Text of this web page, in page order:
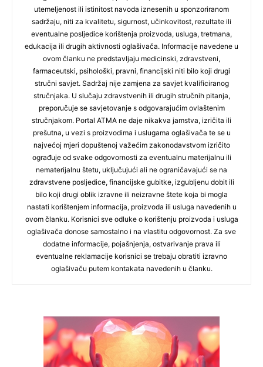
utemeljenost ili istinitost navoda iznesenih u sponzoriranom
sadržaju, niti za kvalitetu, sigurnost, učinkovitost, rezultate ili
eventualne posljedice korištenja proizvoda, usluga, tretmana,
edukacija ili drugih aktivnosti oglašivača. Informacije navedene u
ovom članku ne predstavljaju medicinski, zdravstveni,
farmaceutski, psihološki, pravni, financijski niti bilo koji drugi
stručni savjet. Sadržaj nije zamjena za savjet kvalificiranog
stručnjaka. U slučaju zdravstvenih ili drugih stručnih pitanja,
preporučuje se savjetovanje s odgovarajućim ovlaštenim
stručnjakom. Portal ATMA ne daje nikakva jamstva, izričita ili
prešutna, u vezi s proizvodima i uslugama oglašivača te se u
najvećoj mjeri dopuštenoj važećim zakonodavstvom izričito
ograđuje od svake odgovornosti za eventualnu materijalnu ili
nematerijalnu štetu, uključujući ali ne ograničavajući se na
zdravstvene posljedice, financijske gubitke, izgubljenu dobit ili
bilo koji drugi oblik izravne ili neizravne štete koja bi mogla
nastati korištenjem informacija, proizvoda ili usluga navedenih u
ovom članku. Korisnici sve odluke o korištenju proizvoda i usluga
oglašivača donose samostalno i na vlastitu odgovornost. Za sve
dodatne informacije, pojašnjenja, ostvarivanje prava ili
eventualne reklamacije korisnici se trebaju obratiti izravno
oglašivaču putem kontakata navedenih u članku.